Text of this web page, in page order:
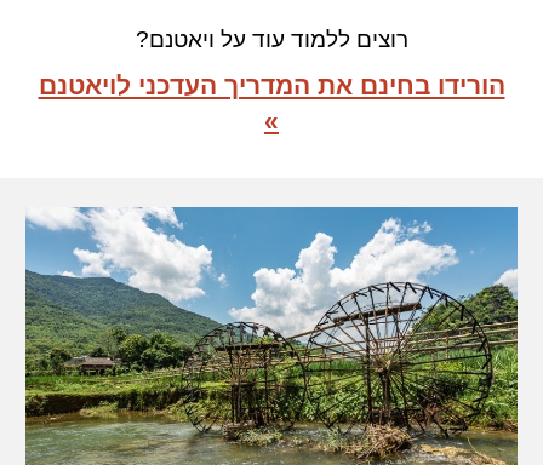
רוצים ללמוד עוד על ויאטנם?
הורידו בחינם את המדריך העדכני לויאטנם
»